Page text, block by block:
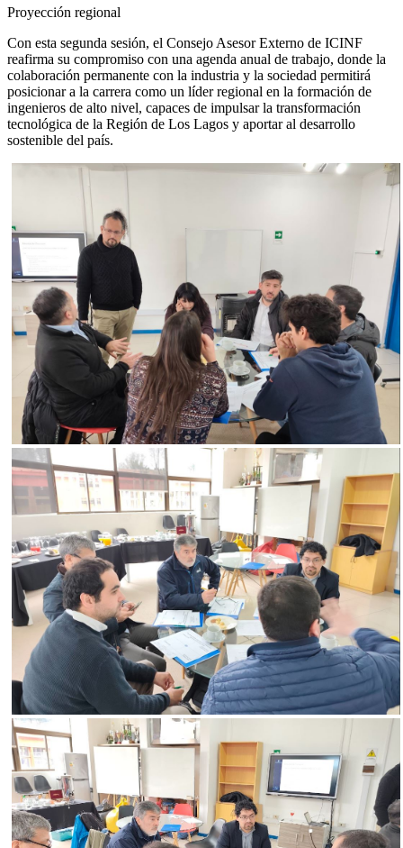
Proyección regional
Con esta segunda sesión, el Consejo Asesor Externo de ICINF
reafirma su compromiso con una agenda anual de trabajo, donde la
colaboración permanente con la industria y la sociedad permitirá
posicionar a la carrera como un líder regional en la formación de
ingenieros de alto nivel, capaces de impulsar la transformación
tecnológica de la Región de Los Lagos y aportar al desarrollo
sostenible del país.